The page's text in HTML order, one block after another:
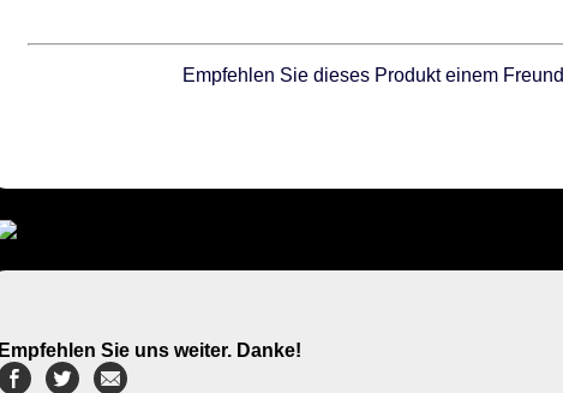
Empfehlen Sie dieses Produkt einem Freund
Empfehlen Sie uns weiter. Danke!